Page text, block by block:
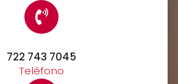
722 743 7045
Teléfono